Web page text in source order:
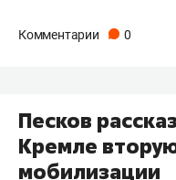
Комментарии 0
Песков
Кремле
мобилизации